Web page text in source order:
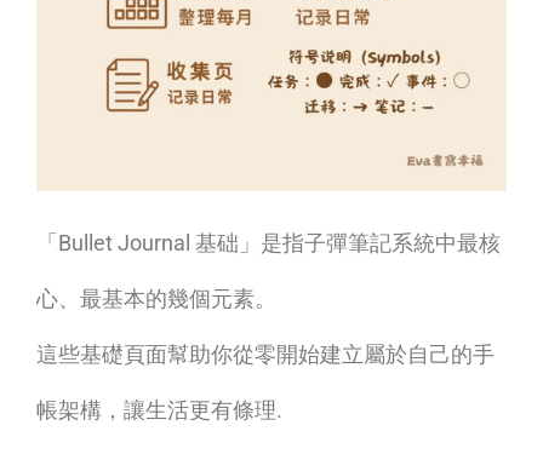
「Bullet Journal 基础」是指子彈筆記系統中最核
心、最基本的幾個元素。
這些基礎頁面幫助你從零開始建立屬於自己的手
帳架構，讓生活更有條理.